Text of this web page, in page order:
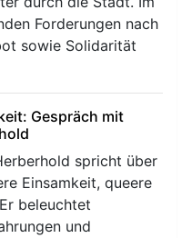
Forderungen nach
sowie Solidarität
Gespräch mit
spricht über
Einsamkeit, queere
beleuchtet
und